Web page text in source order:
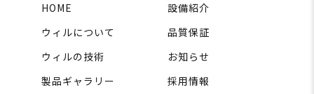
HOME
ウィルについて
ウィルの技術
製品ギャラリー
設備紹介
品質保証
お知らせ
採用情報